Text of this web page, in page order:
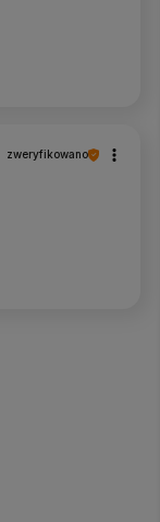
zweryfikowano